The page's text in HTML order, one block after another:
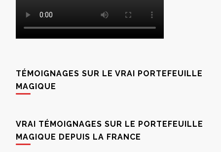
TÉMOIGNAGES SUR LE VRAI PORTEFEUILLE
MAGIQUE
VRAI TÉMOIGNAGES SUR LE PORTEFEUILLE
MAGIQUE DEPUIS LA FRANCE